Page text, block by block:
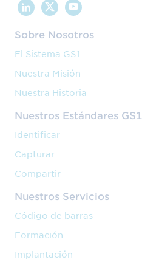
Sobre Nosotros
El Sistema GS1
Nuestra Misión
Nuestra Historia
Nuestros Estándares GS1
Identificar
Capturar
Compartir
Nuestros Servicios
Código de barras
Formación
Implantación